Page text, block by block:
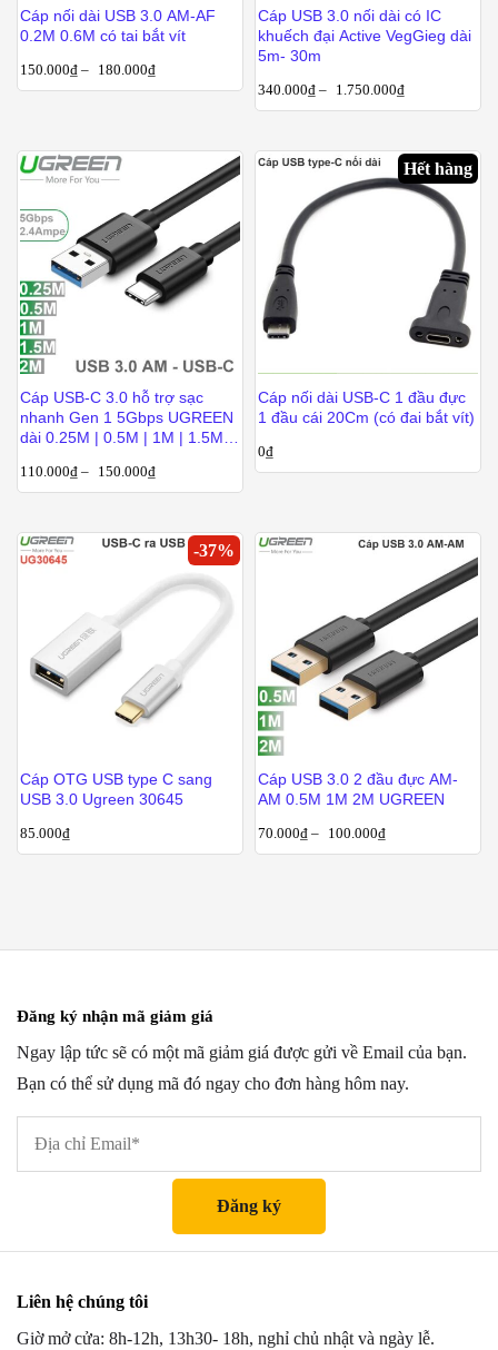
Cáp nối dài USB 3.0 AM-AF
0.2M 0.6M có tai bắt vít
150.000₫ – 180.000₫
Cáp USB 3.0 nối dài có IC
khuếch đại Active VegGieg dài
5m- 30m
340.000₫ – 1.750.000₫
Cáp USB-C 3.0 hỗ trợ sạc
nhanh Gen 1 5Gbps UGREEN
dài 0.25M | 0.5M | 1M | 1.5M |
110.000₫ – 150.000₫
Hết hàng
Cáp nối dài USB-C 1 đầu đực
1 đầu cái 20Cm (có đai bắt vít)
0₫
-37%
Cáp OTG USB type C sang
USB 3.0 Ugreen 30645
85.000₫
Cáp USB 3.0 2 đầu đực AM-
AM 0.5M 1M 2M UGREEN
70.000₫ – 100.000₫
Đăng ký nhận mã giảm giá
Ngay lập tức sẽ có một mã giảm giá được gửi về Email của bạn.
Bạn có thể sử dụng mã đó ngay cho đơn hàng hôm nay.
Liên hệ chúng tôi
Giờ mở cửa: 8h-12h, 13h30- 18h, nghỉ chủ nhật và ngày lễ.